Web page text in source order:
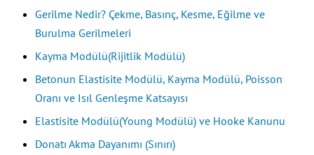
Gerilme Nedir? Çekme, Basınç, Kesme, Eğilme ve
Burulma Gerilmeleri
Kayma Modülü(Rijitlik Modülü)
Betonun Elastisite Modülü, Kayma Modülü, Poisson
Oranı ve Isıl Genleşme Katsayısı
Elastisite Modülü(Young Modülü) ve Hooke Kanunu
Donatı Akma Dayanımı (Sınırı)